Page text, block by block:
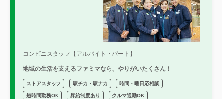
コンビニスタッフ【アルバイト・パート】
地域の生活を支えるファミマなら、やりがいたくさん！
ストアスタッフ 駅チカ・駅ナカ 時間・曜日応相談
短時間勤務OK 昇給制度あり クルマ通勤OK